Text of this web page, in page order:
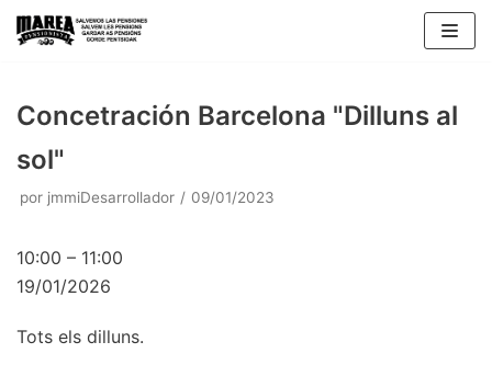
Saltar
Concetración Barcelona "Dilluns al
sol"
por jmmiDesarrollador 09/01/2023
10:00 – 11:00
19/01/2026
Tots els dilluns.